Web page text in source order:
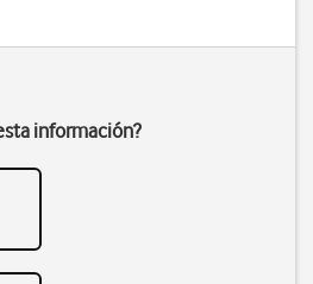
información?